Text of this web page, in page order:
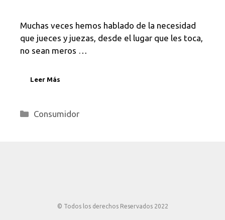
Muchas veces hemos hablado de la necesidad
que jueces y juezas, desde el lugar que les toca,
no sean meros …
Leer Más
Categorías
Consumidor
© Todos los derechos Reservados 2022